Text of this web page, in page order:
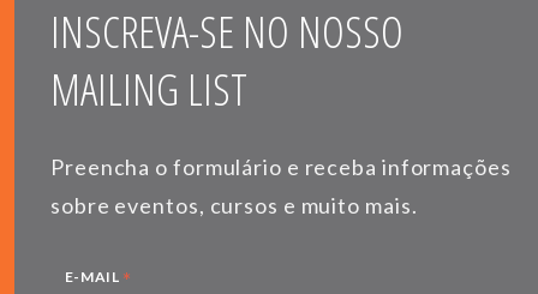
INSCREVA-SE NO NOSSO
MAILING LIST
Preencha o formulário e receba informações
sobre eventos, cursos e muito mais.
E-MAIL *